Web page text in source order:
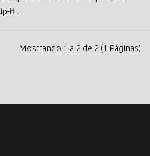
fl..
Mostrando 1 a 2 de 2 (1 Páginas)